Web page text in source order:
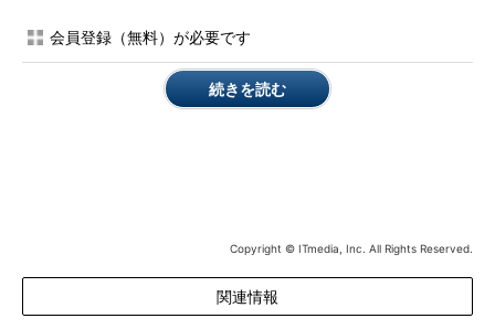
検索を依頼する人は落とし戸関数を使ってキーワードを秘密鍵
で暗号化し、生成されたトラップドアの値をサーバーに送りま
す。サーバーはトラップドアと暗号化されたキーワードからある
種の計算をすることで、復号することなく二つのキーワードが一
マイナンバーとハッシュ値
会員登録（無料）が必要です
続きを読む
Copyright © ITmedia, Inc. All Rights Reserved.
関連情報